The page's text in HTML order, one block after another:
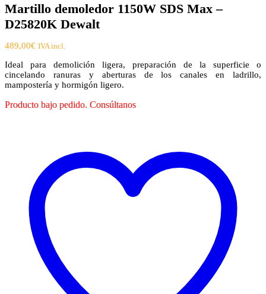
Martillo demoledor 1150W SDS Max –
D25820K Dewalt
489,00€ IVA incl.
Ideal para demolición ligera, preparación de la superficie o
cincelando ranuras y aberturas de los canales en ladrillo,
mampostería y hormigón ligero.
Producto bajo pedido. Consúltanos